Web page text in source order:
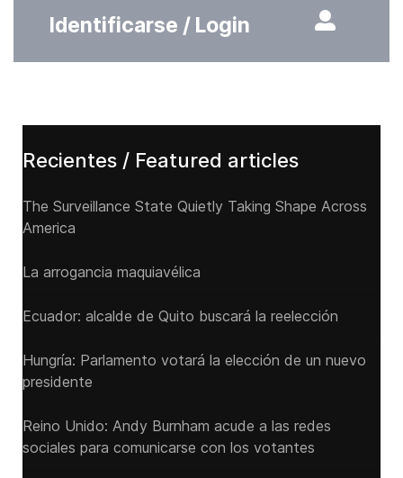
Identificarse / Login
Recientes / Featured articles
The Surveillance State Quietly Taking Shape Across
America
La arrogancia maquiavélica
Ecuador: alcalde de Quito buscará la reelección
Hungría: Parlamento votará la elección de un nuevo
presidente
Reino Unido: Andy ‌Burnham acude a las redes
sociales para comunicarse con los votantes